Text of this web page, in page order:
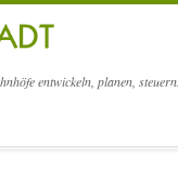
entwickeln, planen, steuern.